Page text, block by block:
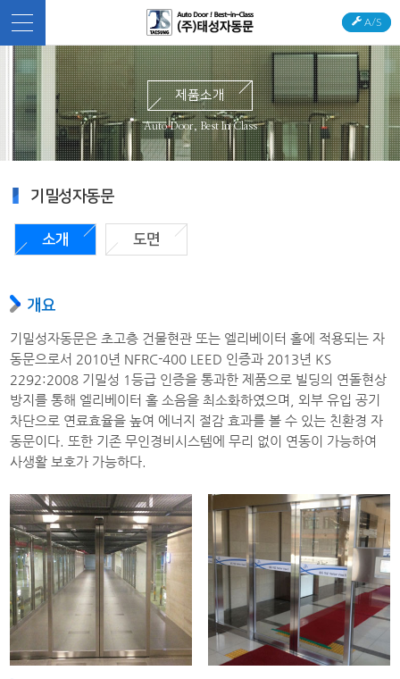
A/S
제품소개
Auto Door, Best In Class
기밀성자동문
소개 도면
개요
기밀성자동문은 초고층 건물현관 또는 엘리베이터 홀에 적용되는 자
동문으로서 2010년 NFRC-400 LEED 인증과 2013년 KS
2292:2008 기밀성 1등급 인증을 통과한 제품으로 빌딩의 연돌현상
방지를 통해 엘리베이터 홀 소음을 최소화하였으며, 외부 유입 공기
차단으로 연료효율을 높여 에너지 절감 효과를 볼 수 있는 친환경 자
동문이다. 또한 기존 무인경비시스템에 무리 없이 연동이 가능하여
사생활 보호가 가능하다.